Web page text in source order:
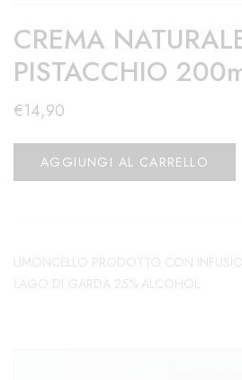
CREMA
PISTACCHIO
€14,90
AGGIUNGI AL CARRELLO
LIMONCELLO PRODOTTO CON
LAGO DI GARDA 25% ALCOHOL